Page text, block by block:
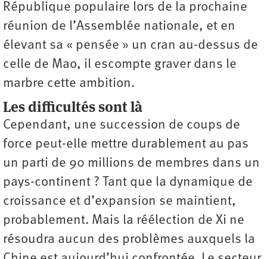
République populaire lors de la prochaine
réunion de l’Assemblée nationale, et en
élevant sa « pensée » un cran au-dessus de
celle de Mao, il escompte graver dans le
marbre cette ambition.
Les difficultés sont là
Cependant, une succession de coups de
force peut-elle mettre durablement au pas
un parti de 90 millions de membres dans un
pays-continent ? Tant que la dynamique de
croissance et d’expansion se maintient,
probablement. Mais la réélection de Xi ne
résoudra aucun des problèmes auxquels la